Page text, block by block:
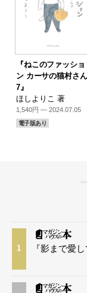
『ねこのファッショ
ン カーサの猫村さん
7』
ほしよりこ 著
1,540円 — 2024.07.05
電子版あり
1 『影まで愛